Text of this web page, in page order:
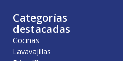
Categorías
destacadas
Cocinas
Lavavajillas